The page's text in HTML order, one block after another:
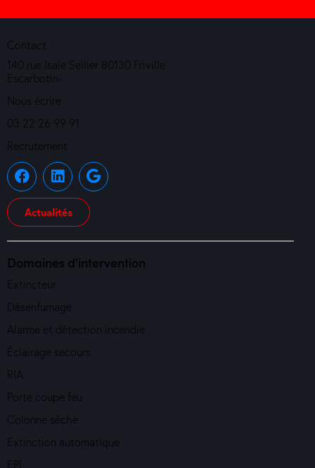
Contact
140 rue Isaïe Sellier 80130 Friville
Escarbotin-
Nous écrire
03 22 26 99 91
Recrutement
Actualités
Domaines d'intervention
Extincteur
Désenfumage
Alarme et détection incendie
Éclairage secours
RIA
Porte coupe feu
Colonne sèche
Extinction automatique
EPI